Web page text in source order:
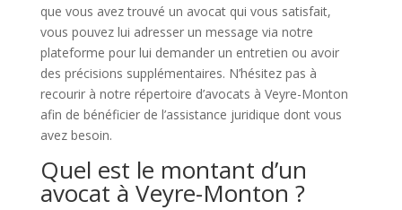
que vous avez trouvé un avocat qui vous satisfait,
vous pouvez lui adresser un message via notre
plateforme pour lui demander un entretien ou avoir
des précisions supplémentaires. N’hésitez pas à
recourir à notre répertoire d’avocats à Veyre-Monton
afin de bénéficier de l’assistance juridique dont vous
avez besoin.
Quel est le montant d’un
avocat à Veyre-Monton ?